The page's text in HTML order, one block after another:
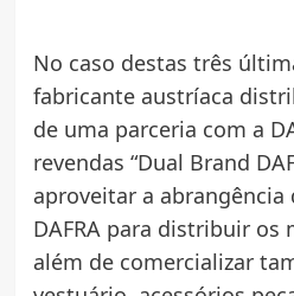
No caso destas três
fabricante austríaca
de uma parceria com a
revendas “Dual Brand
aproveitar a abrangência
DAFRA para distribuir os
além de comercializar